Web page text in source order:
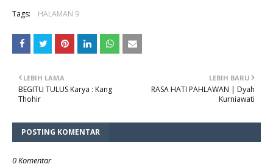
Tags: HALAMAN 9
LEBIH BARU
RASA HATI PAHLAWAN | Dyah
Kurniawati
LEBIH LAMA
BEGITU TULUS Karya : Kang
Thohir
POSTING KOMENTAR
0 Komentar